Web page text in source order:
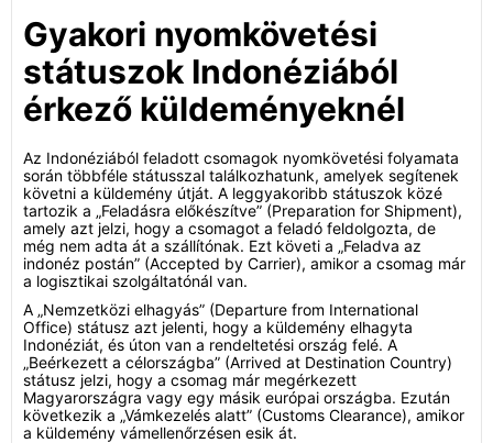
Gyakori nyomkövetési
státuszok Indonéziából
érkező küldeményeknél
Az Indonéziából feladott csomagok nyomkövetési folyamata
során többféle státusszal találkozhatunk, amelyek segítenek
követni a küldemény útját. A leggyakoribb státuszok közé
tartozik a „Feladásra előkészítve” (Preparation for Shipment),
amely azt jelzi, hogy a csomagot a feladó feldolgozta, de
még nem adta át a szállítónak. Ezt követi a „Feladva az
indonéz postán” (Accepted by Carrier), amikor a csomag már
a logisztikai szolgáltatónál van.
A „Nemzetközi elhagyás” (Departure from International
Office) státusz azt jelenti, hogy a küldemény elhagyta
Indonéziát, és úton van a rendeltetési ország felé. A
„Beérkezett a célországba” (Arrived at Destination Country)
státusz jelzi, hogy a csomag már megérkezett
Magyarországra vagy egy másik európai országba. Ezután
következik a „Vámkezelés alatt” (Customs Clearance), amikor
a küldemény vámellenőrzésen esik át.